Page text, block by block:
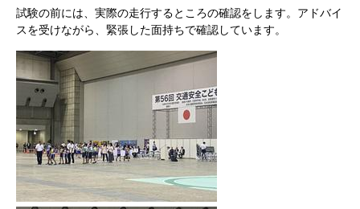
試験の前には、実際の走行するところの確認をします。アドバイ
スを受けながら、緊張した面持ちで確認しています。